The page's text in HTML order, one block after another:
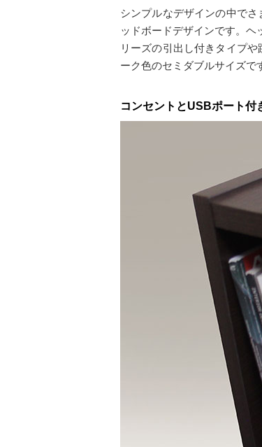
シンプルなデザインの中で
ッドボードデザインです。
リーズの引出し付きタイプ
ーク色のセミダブルサイズで
コンセントとUSBポート付